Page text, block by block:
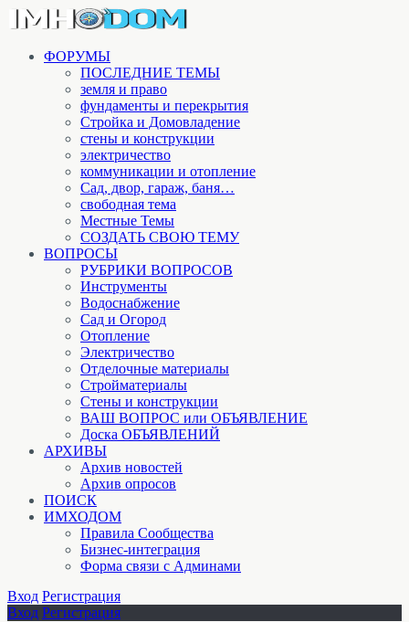
ФОРУМЫ
ПОСЛЕДНИЕ ТЕМЫ
земля и право
фундаменты и перекрытия
Стройка и Домовладение
стены и конструкции
электричество
коммуникации и отопление
Cад, двор, гараж, баня…
свободная тема
Местные Темы
СОЗДАТЬ СВОЮ ТЕМУ
ВОПРОСЫ
РУБРИКИ ВОПРОСОВ
Инструменты
Водоснабжение
Сад и Огород
Отопление
Электричество
Отделочные материалы
Стройматериалы
Стены и конструкции
ВАШ ВОПРОС или ОБЪЯВЛЕНИЕ
Доска ОБЪЯВЛЕНИЙ
АРХИВЫ
Архив новостей
Архив опросов
ПОИСК
ИМХОДОМ
Правила Сообщества
Бизнес-интеграция
Форма связи с Админами
Вход Регистрация
Вход Регистрация